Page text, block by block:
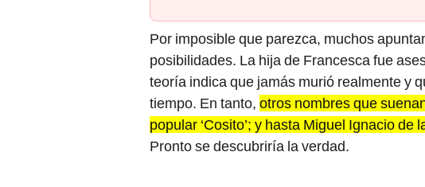
Por imposible que parezca, muchos
posibilidades. La hija de Francesca fue
teoría indica que jamás murió realmente y
tiempo. En tanto, otros nombres que
popular ‘Cosito’; y hasta Miguel Ignacio de
Pronto se descubriría la verdad.